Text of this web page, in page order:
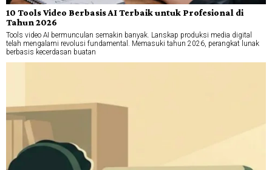
10 Tools Video Berbasis AI Terbaik untuk Profesional di
Tahun 2026
Tools video AI bermunculan semakin banyak. Lanskap produksi media digital
telah mengalami revolusi fundamental. Memasuki tahun 2026, perangkat lunak
berbasis kecerdasan buatan